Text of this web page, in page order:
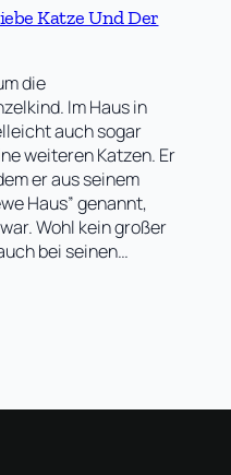
Katze Und Der
die
Im Haus in
auch sogar
weiteren Katzen. Er
er aus seinem
Haus” genannt,
Wohl kein großer
bei seinen…